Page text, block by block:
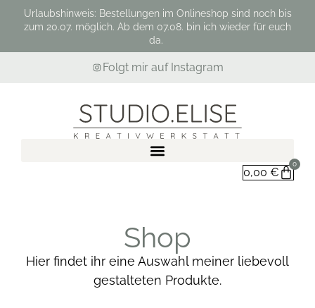
Urlaubshinweis: Bestellungen im Onlineshop sind noch bis
zum 20.07. möglich. Ab dem 07.08. bin ich wieder für euch
da.
Folgt mir auf Instagram
0,00 €
0
Shop
Hier findet ihr eine Auswahl meiner liebevoll
gestalteten Produkte.